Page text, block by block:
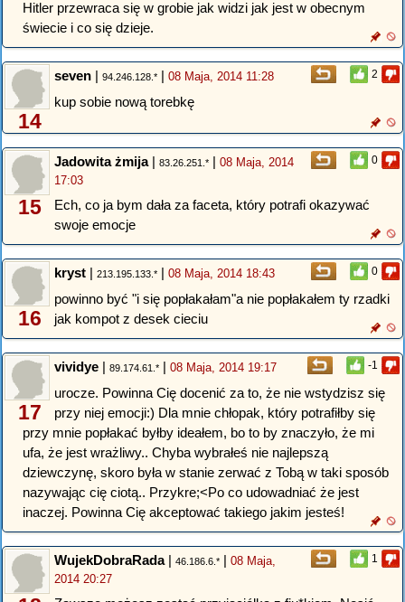
Hitler przewraca się w grobie jak widzi jak jest w obecnym
świecie i co się dzieje.
2
14
seven | 94.246.128.* | 08 Maja, 2014 11:28
kup sobie nową torebkę
0
15
Jadowita żmija| 83.26.251.* | 08 Maja, 2014
17:03
Ech, co ja bym dała za faceta, który potrafi okazywać
swoje emocje
0
16
kryst | 213.195.133.* | 08 Maja, 2014 18:43
powinno być "i się popłakałam"a nie popłakałem ty rzadki
jak kompot z desek cieciu
-1
17
vividye | 89.174.61.* | 08 Maja, 2014 19:17
urocze. Powinna Cię docenić za to, że nie wstydzisz się
przy niej emocji:) Dla mnie chłopak, który potrafiłby się
przy mnie popłakać byłby ideałem, bo to by znaczyło, że mi
ufa, że jest wrażliwy.. Chyba wybrałeś nie najlepszą
dziewczynę, skoro była w stanie zerwać z Tobą w taki sposób
nazywając cię ciotą.. Przykre;<Po co udowadniać że jest
inaczej. Powinna Cię akceptować takiego jakim jesteś!
1
WujekDobraRada| 46.186.6.* | 08 Maja,
2014 20:27